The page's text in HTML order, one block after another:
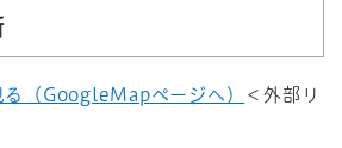
る（GoogleMapページへ）
＜外部リ